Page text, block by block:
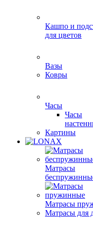
Кашпо и
для цветов
Вазы
Ковры
Часы
Часы
Картины
Матрасы
Матрасы
Матрасы для